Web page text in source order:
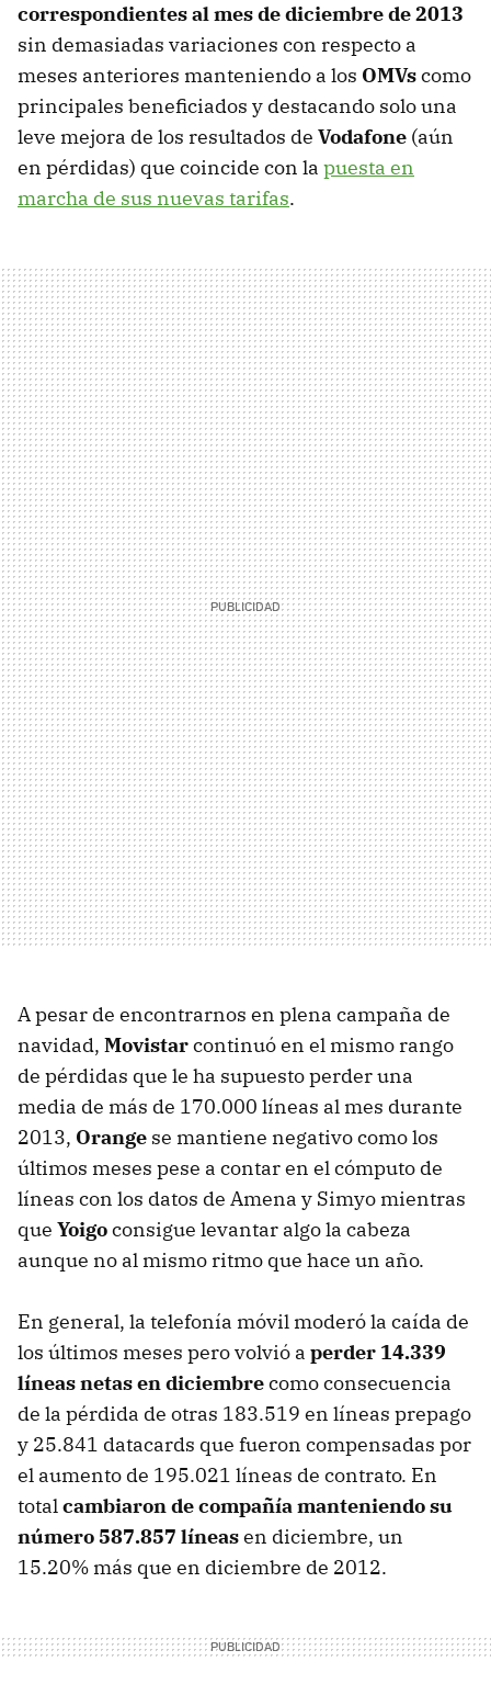
correspondientes al mes de diciembre de 2013
sin demasiadas variaciones con respecto a
meses anteriores manteniendo a los OMVscomo
principales beneficiados y destacando solo una
leve mejora de los resultados de Vodafone (aún
en pérdidas) que coincide con la puesta en
marcha de sus nuevas tarifas.
A pesar de encontrarnos en plena campaña de
navidad, Movistarcontinuó en el mismo rango
de pérdidas que le ha supuesto perder una
media de más de 170.000 líneas al mes durante
2013, Orange se mantiene negativo como los
últimos meses pese a contar en el cómputo de
líneas con los datos de Amena y Simyo mientras
que Yoigoconsigue levantar algo la cabeza
aunque no al mismo ritmo que hace un año.
En general, la telefonía móvil moderó la caída de
los últimos meses pero volvió a perder 14.339
líneas netas en diciembrecomo consecuencia
de la pérdida de otras 183.519 en líneas prepago
y 25.841 datacards que fueron compensadas por
el aumento de 195.021 líneas de contrato. En
totalcambiaron de compañía manteniendo su
número 587.857 líneasen diciembre, un
15.20% más que en diciembre de 2012.